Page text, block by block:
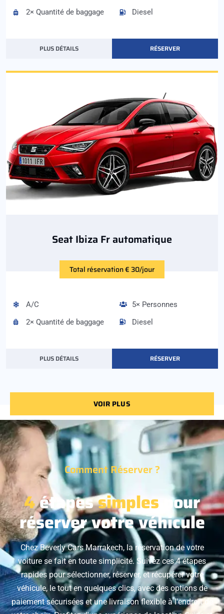
2× Quantité de baggage
Diesel
PLUS DÉTAILS RÉSERVER
Seat Ibiza Fr automatique
Total réservation € 30/jour
A/C
2× Quantité de baggage
5× Personnes
Diesel
PLUS DÉTAILS RÉSERVER
VOIR PLUS
Comment Réserver ?
4étapessimples pour
réserver votre véhicule
Chez Beverly Cars Marrakech, la réservation de votre
voiture se fait en toute simplicité. Suivez ces 4 étapes
rapides pour sélectionner, réserver, et récupérer votre
véhicule, le tout en quelques clics, avec des options de
paiement sécurisées et une livraison flexible à l'endroit de